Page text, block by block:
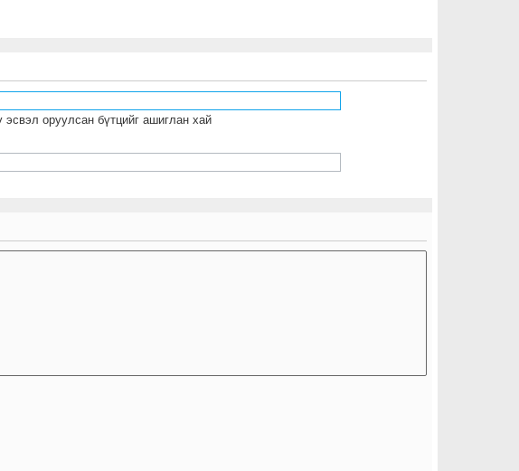
оруулсан бүтцийг ашиглан хай